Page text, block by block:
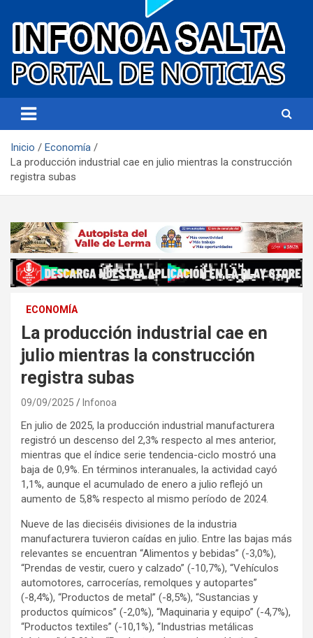
Infonoa Salta
Inicio
Economía
La producción industrial cae en julio mientras la construcción
registra subas
ECONOMÍA
La producción industrial cae en
julio mientras la construcción
registra subas
09/09/2025 Infonoa
En julio de 2025, la producción industrial manufacturera
registró un descenso del 2,3% respecto al mes anterior,
mientras que el índice serie tendencia-ciclo mostró una
baja de 0,9%. En términos interanuales, la actividad cayó
1,1%, aunque el acumulado de enero a julio reflejó un
aumento de 5,8% respecto al mismo período de 2024.
Nueve de las dieciséis divisiones de la industria
manufacturera tuvieron caídas en julio. Entre las bajas más
relevantes se encuentran “Alimentos y bebidas” (-3,0%),
“Prendas de vestir, cuero y calzado” (-10,7%), “Vehículos
automotores, carrocerías, remolques y autopartes”
(-8,4%), “Productos de metal” (-8,5%), “Sustancias y
productos químicos” (-2,0%), “Maquinaria y equipo” (-4,7%),
“Productos textiles” (-10,1%), “Industrias metálicas